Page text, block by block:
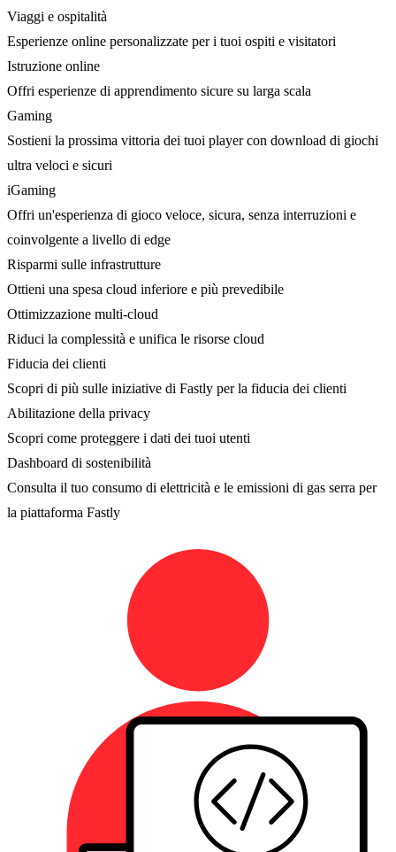
Viaggi e ospitalità
Esperienze online personalizzate per i tuoi ospiti e visitatori
Istruzione online
Offri esperienze di apprendimento sicure su larga scala
Gaming
Sostieni la prossima vittoria dei tuoi player con download di giochi
ultra veloci e sicuri
iGaming
Offri un'esperienza di gioco veloce, sicura, senza interruzioni e
coinvolgente a livello di edge
Risparmi sulle infrastrutture
Ottieni una spesa cloud inferiore e più prevedibile
Ottimizzazione multi-cloud
Riduci la complessità e unifica le risorse cloud
Fiducia dei clienti
Scopri di più sulle iniziative di Fastly per la fiducia dei clienti
Abilitazione della privacy
Scopri come proteggere i dati dei tuoi utenti
Dashboard di sostenibilità
Consulta il tuo consumo di elettricità e le emissioni di gas serra per
la piattaforma Fastly